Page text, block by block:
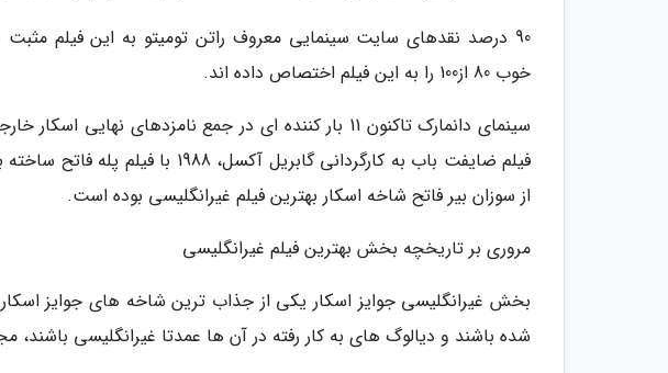
90 درصد نقدهای سایت سینمایی معروف راتن تومیتو به این فیلم
خوب 80 از100 را به این فیلم اختصاص داده اند.
از سوزان بیر فاتح شاخه اسکار بهترین فیلم غیرانگلیسی بوده است.
مروری بر تاریخچه بخش بهترین فیلم غیرانگلیسی
بخش غیرانگلیسی جوایز اسکار یکی از جذاب ترین شاخه های جوایز
شده باشند و دیالوگ های به کار رفته در آن ها عمدتا غیرانگلیسی باشند،